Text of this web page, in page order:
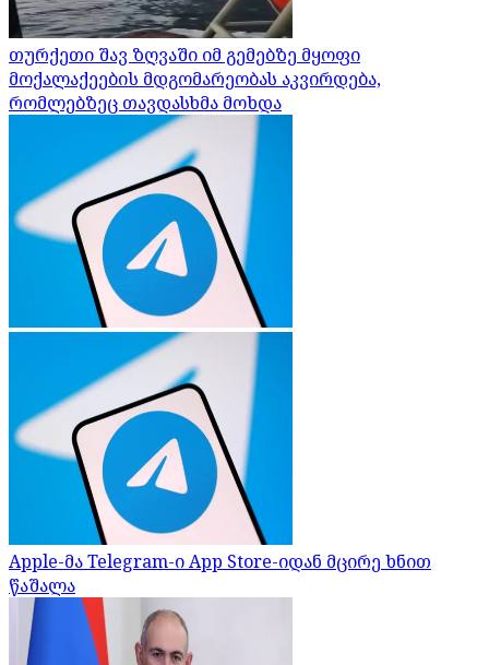
თურქეთი შავ ზღვაში იმ გემებზე მყოფი
მოქალაქეების მდგომარეობას აკვირდება,
რომლებზეც თავდასხმა მოხდა
Apple-მა Telegram-ი App Store-იდან მცირე ხნით
წაშალა